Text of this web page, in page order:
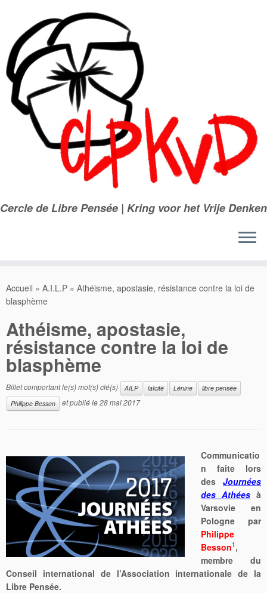
contenu
Cercle de Libre Pensée | Kring voor het Vrije Denken
Accueil » A.I.L.P » Athéisme, apostasie, résistance contre la loi de
blasphème
Athéisme, apostasie,
résistance contre la loi de
blasphème
Billet comportant le(s) mot(s) clé(s) AILP laïcité Lénine
libre pensée
Philippe Besson
et publié le28 mai 2017
Communicatio
n faite lors
des Journées
des Athées à
Varsovie en
Pologne par
Philippe
Besson1 ,
membre du
Conseil international de l’Association internationale de la
Libre Pensée.